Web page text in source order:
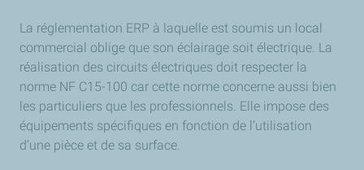
La réglementation ERP à laquelle est soumis un local
commercial oblige que son éclairage soit électrique. La
réalisation des circuits électriques doit respecter la
norme NF C15-100 car cette norme concerne aussi bien
les particuliers que les professionnels. Elle impose des
équipements spécifiques en fonction de l’utilisation
d’une pièce et de sa surface.